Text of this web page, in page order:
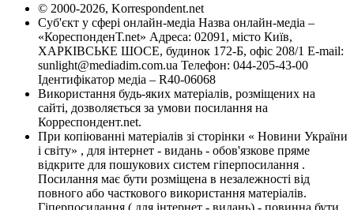
© 2000-2026, Korrespondent.net
Суб'єкт у сфері онлайн-медіа Назва онлайн-медіа –
«КореспонденТ.net» Адреса: 02091, місто Київ,
ХАРКІВСЬКЕ ШОСЕ, будинок 172-Б, офіс 208/1 E-mail:
sunlight@mediadim.com.ua Телефон: 044-205-43-00
Ідентифікатор медіа – R40-06068
Використання будь-яких матеріалів, розміщених на
сайті, дозволяється за умови посилання на
Корреспондент.net.
При копіюванні матеріалів зі сторінки « Новини України
і світу» , для інтернет - видань - обов'язкове пряме
відкрите для пошукових систем гіперпосилання .
Посилання має бути розміщена в незалежності від
повного або часткового використання матеріалів.
Гіперпосилання ( для інтернет - видань) - повинна бути